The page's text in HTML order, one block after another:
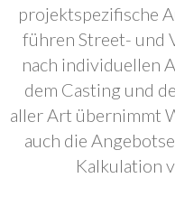
projektspezifische
führen Street- und
nach individuellen
dem Casting und
aller Art übernimmt
auch die
Kalkulation